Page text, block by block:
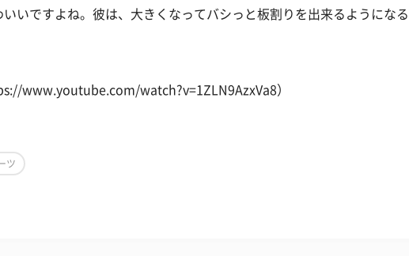
いいですよね。彼は、大きくなってバシっと板割りを出来るようになる
www.youtube.com/watch?v=1ZLN9AzxVa8）
ツ